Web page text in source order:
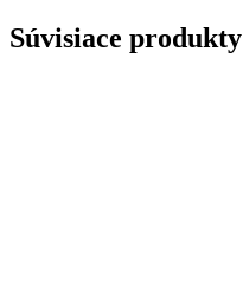
Súvisiace produkty